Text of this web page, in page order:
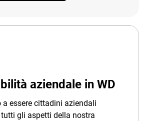
aziendale in WD
a essere cittadini aziendali
gli aspetti della nostra